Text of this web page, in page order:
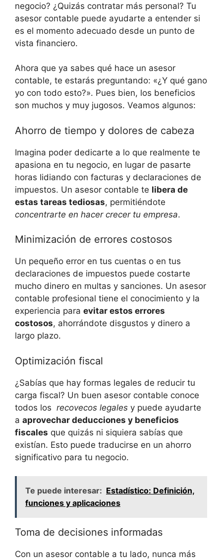
⁣negocio? ​¿Quizás⁤ contratar más​ personal? Tu
asesor contable puede ayudarte​ a entender si
⁤es⁢ el ⁣momento adecuado⁣ desde un punto ​de​
vista ⁢financiero.
Ahora ‌que ya sabes qué hace un‍ asesor
contable, te estarás preguntando: «¿Y qué‍ gano
yo ​con todo esto?». Pues bien,‍ los beneficios
son ⁣muchos y muy jugosos. Veamos algunos:
Ahorro de‌ tiempo ⁢y‌ dolores⁢ de cabeza
Imagina‌ poder ⁢dedicarte a lo que realmente​ te⁣
apasiona⁢ en⁢ tu negocio, en lugar de pasarte
horas lidiando con facturas y declaraciones de
impuestos. Un asesor contable ​te libera de
estas tareas tediosas, permitiéndote
concentrarte ⁢en ⁤hacer ⁤crecer tu empresa.
Minimización‍ de errores costosos
Un pequeño error en tus cuentas o en tus
declaraciones ​de impuestos puede costarte
mucho dinero en multas y sanciones. Un⁢ asesor
contable profesional tiene el conocimiento y la
experiencia⁢ para evitar ‌estos errores‌
costosos, ahorrándote disgustos y dinero a
largo plazo.
Optimización fiscal
¿Sabías que hay⁣ formas legales de ⁢reducir ⁣tu
‍carga fiscal? Un buen asesor contable conoce
todos ​los ‍ recovecos legales y puede ayudarte
a aprovechar deducciones y​ beneficios
fiscales que⁣ quizás ni siquiera sabías que
existían. ‌Esto‍ puede ​traducirse en un ahorro​
significativo⁢ para⁢ tu negocio.
Te puede interesar: Estadístico: Definición,
funciones y aplicaciones
Toma​ de ⁣decisiones informadas
Con un‌ asesor contable a ⁤tu lado, nunca más